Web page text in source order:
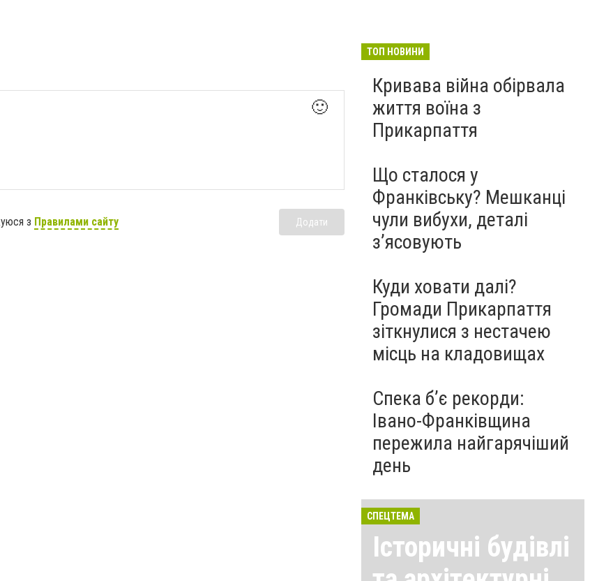
🙂
з Правилами сайту Додати
ТОП НОВИНИ
Кривава війна обірвала
життя воїна з
Прикарпаття
Що сталося у
Франківську? Мешканці
чули вибухи, деталі
з’ясовують
Куди ховати далі?
Громади Прикарпаття
зіткнулися з нестачею
місць на кладовищах
Спека б’є рекорди:
Івано-Франківщина
пережила найгарячіший
день
СПЕЦТЕМА
Історичні будівлі